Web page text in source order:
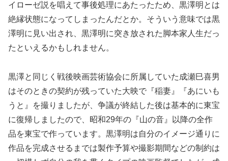
イローゼ説を唱えて事後処理にあたったため、黒澤明とは
絶縁状態になってしまったんだとか。そういう意味では黒
澤明に見い出され、黒澤明に突き放された脚本家人生だっ
たといえるかもしれません。
黒澤と同じく戦後映画芸術協会に所属していた成瀬巳喜男
はそのときの契約が残っていた大映で『稲妻』『あにいも
うと』を撮りましたが、争議が終結した後は基本的に東宝
に復帰しましたので、昭和29年の『山の音』以降の全作
品を東宝で作っています。黒澤明は自分のイメージ通りに
作品を完成させるまでは製作予算や撮影期間などの制約は